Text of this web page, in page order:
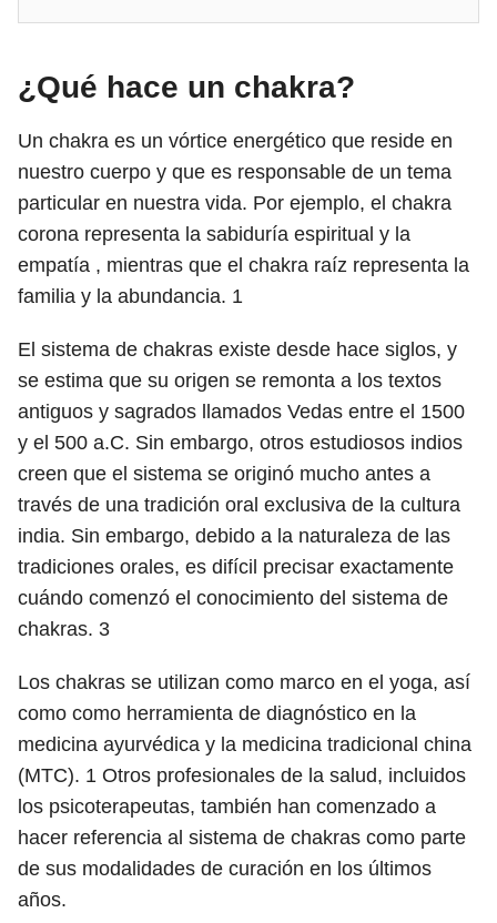
¿Qué hace un chakra?
Un chakra es un vórtice energético que reside en
nuestro cuerpo y que es responsable de un tema
particular en nuestra vida. Por ejemplo, el chakra
corona representa la sabiduría espiritual y la
empatía , mientras que el chakra raíz representa la
familia y la abundancia. 1
El sistema de chakras existe desde hace siglos, y
se estima que su origen se remonta a los textos
antiguos y sagrados llamados Vedas entre el 1500
y el 500 a.C. Sin embargo, otros estudiosos indios
creen que el sistema se originó mucho antes a
través de una tradición oral exclusiva de la cultura
india. Sin embargo, debido a la naturaleza de las
tradiciones orales, es difícil precisar exactamente
cuándo comenzó el conocimiento del sistema de
chakras. 3
Los chakras se utilizan como marco en el yoga, así
como como herramienta de diagnóstico en la
medicina ayurvédica y la medicina tradicional china
(MTC). 1 Otros profesionales de la salud, incluidos
los psicoterapeutas, también han comenzado a
hacer referencia al sistema de chakras como parte
de sus modalidades de curación en los últimos
años.